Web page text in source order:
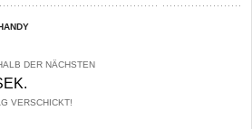
DER NÄCHSTEN
VERSCHICKT!